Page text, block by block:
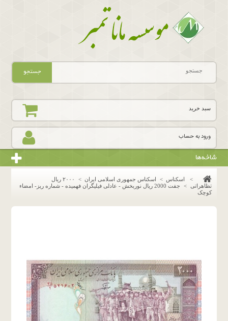
ورود به حساب
سبد خرید
جستجو
شاخه‌ها
> اسکناس > اسکناس جمهوری اسلامی ایران >
٢٠٠٠ ريال
تظاهراتى >
جفت 2000 ریال نوربخش - عادلی فیلیگران فهمیده - شماره ریز- امضاء
کوچک